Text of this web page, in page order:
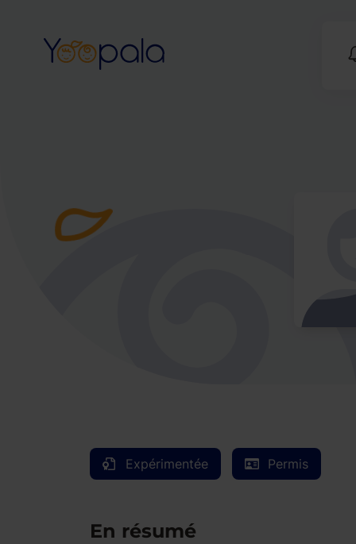
Expérimentée Permis
En résumé